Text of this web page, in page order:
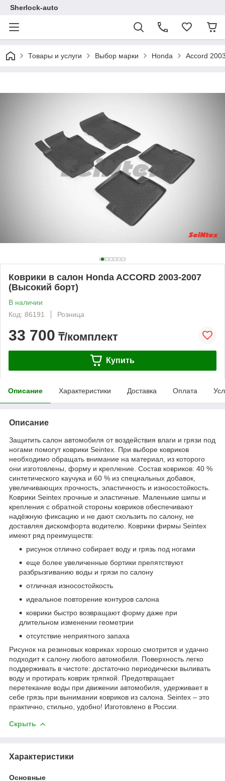
Sherlock-auto
Товары и услуги Выбор марки Honda Accord
Коврики в салон Honda ACCORD 2003-2007
(Высокий борт)
В наличии
Код: 86191
Розница
33 700 ₸/комплект
Купить
Описание Характеристики Доставка Оплата
Описание
Защитить салон автомобиля от воздействия влаги и грязи под
ногами помогут коврики Seintex. При выборе ковриков
необходимо обращать внимание на материал, из которого
они изготовлены, форму и крепление. Состав ковриков: 40 %
синтетического каучука и 60 % из специальных добавок,
увеличивающих прочность, эластичность и износостойкость.
Коврики Seintex прочные и эластичные. Маленькие шипы и
крепления с обратной стороны ковриков обеспечивают
надёжную фиксацию и не дают скользить по салону, не
доставляя дискомфорта водителю. Коврики фирмы Seintex
имеют ряд преимуществ:
рисунок отлично собирает воду и грязь под ногами
еще более увеличенные бортики препятствуют
разбрызгиванию воды и грязи по салону
отличная износостойкость
идеальное повторение контуров салона
коврики быстро возвращают форму даже при
длительном изменении геометрии
отсутствие неприятного запаха
Рисунок на резиновых ковриках хорошо смотрится и удачно
подходит к салону любого автомобиля. Поверхность легко
поддерживать в чистоте: достаточно периодически выливать
воду и протирать коврик тряпкой. Предотвращает
перетекание воды при движении автомобиля, удерживает в
себе грязь при вынимании ковриков из салона. Seintex – это
практично, стильно, удобно! Изготовлено в России.
Скрыть
Характеристики
Основные